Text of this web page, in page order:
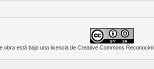
obra está bajo una licencia de Creative Commons